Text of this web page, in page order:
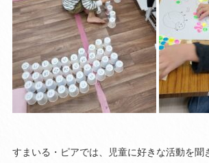
すまいる・ピアでは、児童に好きな活動を聞